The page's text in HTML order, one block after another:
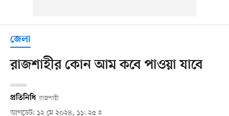
জেলা
রাজশাহীর কোন আম কবে পাওয়া যাবে
প্রতিনিধি রাজশাহী
আপডেট: ১২ মে ২০২৪, ১১: ২৫